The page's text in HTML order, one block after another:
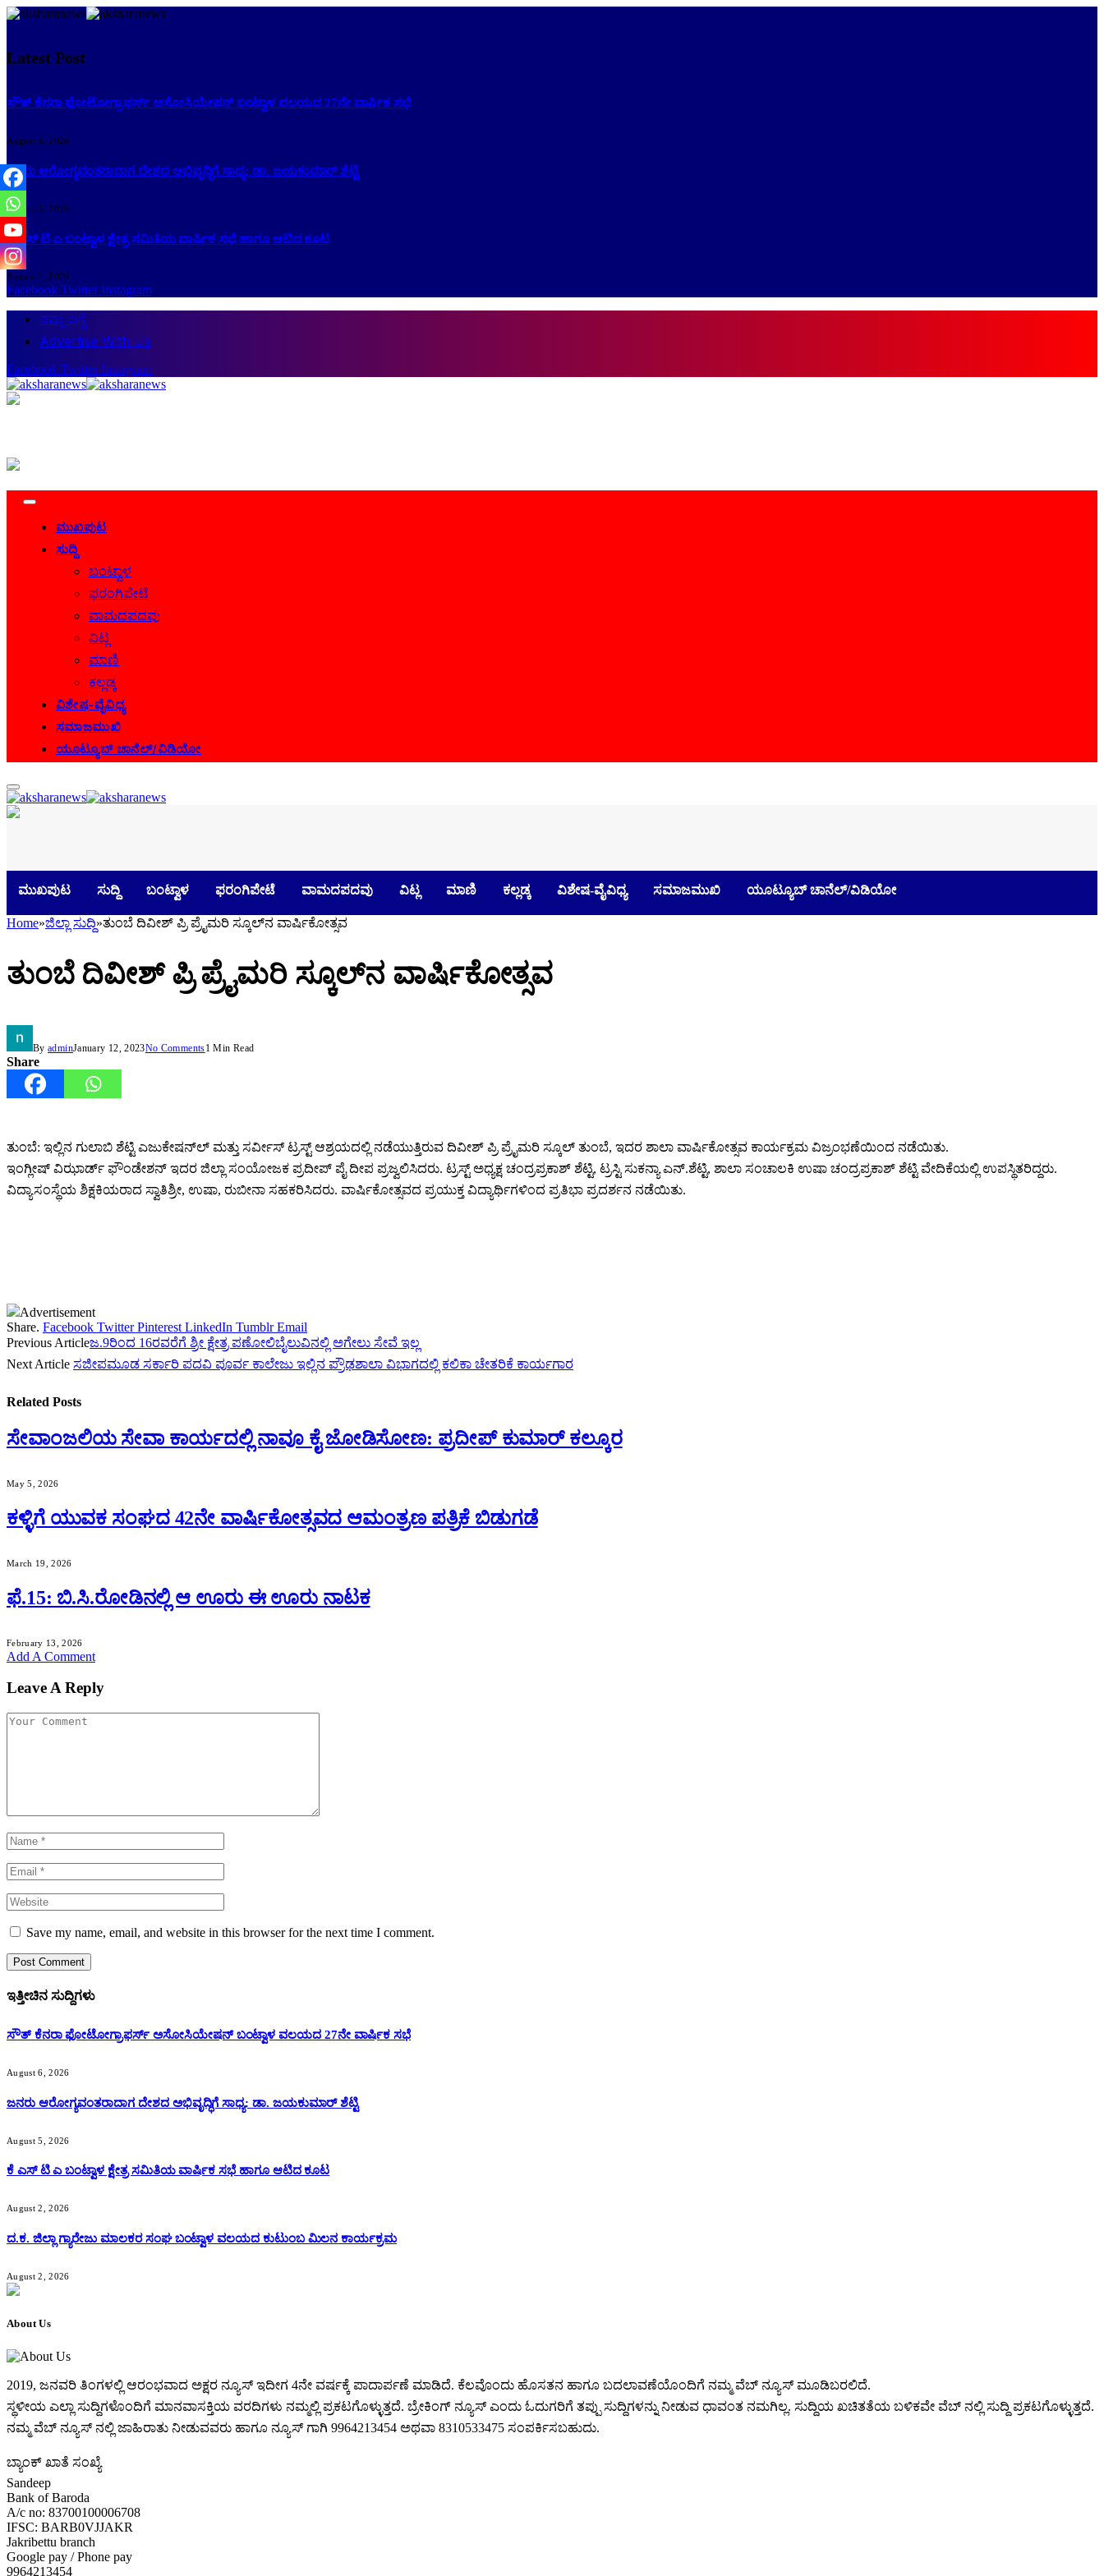
Latest Post
ಸೌತ್ ಕೆನರಾ ಫೋಟೋಗ್ರಾಫರ್ಸ್ ಅಸೋಸಿಯೇಷನ್ ಬಂಟ್ವಾಳ ವಲಯದ 27ನೇ ವಾರ್ಷಿಕ ಸಭೆ
August 6, 2026
ಜನರು ಆರೋಗ್ಯವಂತರಾದಾಗ ದೇಶದ ಅಭಿವೃದ್ಧಿಗೆ ಸಾಧ್ಯ: ಡಾ. ಜಯಕುಮಾರ್ ಶೆಟ್ಟಿ
August 5, 2026
ಕೆ ಎಸ್ ಟಿ ಎ ಬಂಟ್ವಾಳ ಕ್ಷೇತ್ರ ಸಮಿತಿಯ ವಾರ್ಷಿಕ ಸಭೆ ಹಾಗೂ ಆಟಿದ ಕೂಟ
August 2, 2026
Facebook Twitter Instagram
ನಮ್ಮ ಬಗ್ಗೆ
Advertise With Us
Facebook Twitter Instagram
ಮುಖಪುಟ
ಸುದ್ದಿ
ಬಂಟ್ವಾಳ
ಫರಂಗಿಪೇಟೆ
ವಾಮದಪದವು
ವಿಟ್ಲ
ಮಾಣಿ
ಕಲ್ಲಡ್ಕ
ವಿಶೇಷ-ವೈವಿಧ್ಯ
ಸಮಾಜಮುಖಿ
ಯೂಟ್ಯೂಬ್ ಚಾನೆಲ್/ವಿಡಿಯೋ
ಮುಖಪುಟ ಸುದ್ದಿ ಬಂಟ್ವಾಳ ಫರಂಗಿಪೇಟೆ ವಾಮದಪದವು ವಿಟ್ಲ ಮಾಣಿ ಕಲ್ಲಡ್ಕ ವಿಶೇಷ-ವೈವಿಧ್ಯ ಸಮಾಜಮುಖಿ ಯೂಟ್ಯೂಬ್ ಚಾನೆಲ್/ವಿಡಿಯೋ
Home»ಜಿಲ್ಲಾ ಸುದ್ದಿ»ತುಂಬೆ ದಿವೀಶ್ ಪ್ರಿ ಪ್ರೈಮರಿ ಸ್ಕೂಲ್‌ನ ವಾರ್ಷಿಕೋತ್ಸವ
ತುಂಬೆ ದಿವೀಶ್ ಪ್ರಿ ಪ್ರೈಮರಿ ಸ್ಕೂಲ್‌ನ ವಾರ್ಷಿಕೋತ್ಸವ
By adminJanuary 12, 2023No Comments1 Min Read
Share
ತುಂಬೆ: ಇಲ್ಲಿನ ಗುಲಾಬಿ ಶೆಟ್ಟಿ ಎಜುಕೇಷನ್‌ಲ್ ಮತ್ತು ಸರ್ವೀಸ್ ಟ್ರಸ್ಟ್ ಆಶ್ರಯದಲ್ಲಿ ನಡೆಯುತ್ತಿರುವ ದಿವೀಶ್ ಪ್ರಿ ಪ್ರೈಮರಿ ಸ್ಕೂಲ್ ತುಂಬೆ, ಇದರ ಶಾಲಾ ವಾರ್ಷಿಕೋತ್ಸವ ಕಾರ್ಯಕ್ರಮ ವಿಜ್ರಂಭಣೆಯಿಂದ ನಡೆಯಿತು.
ಇಂಗ್ಲೀಷ್ ವಿಝಾರ್ಡ್ ಫೌಂಡೇಶನ್ ಇದರ ಜಿಲ್ಲಾ ಸಂಯೋಜಕ ಪ್ರದೀಪ್ ಪೈ ದೀಪ ಪ್ರಜ್ವಲಿಸಿದರು. ಟ್ರಸ್ಟ್ ಅಧ್ಯಕ್ಷ ಚಂದ್ರಪ್ರಕಾಶ್ ಶೆಟ್ಟಿ, ಟ್ರಸ್ಟಿ ಸುಕನ್ಯಾ ಎನ್.ಶೆಟ್ಟಿ, ಶಾಲಾ ಸಂಚಾಲಕಿ ಉಷಾ ಚಂದ್ರಪ್ರಕಾಶ್ ಶೆಟ್ಟಿ ವೇದಿಕೆಯಲ್ಲಿ ಉಪಸ್ಥಿತರಿದ್ದರು.
ವಿದ್ಯಾಸಂಸ್ಥೆಯ ಶಿಕ್ಷಕಿಯರಾದ ಸ್ವಾತಿಶ್ರೀ, ಉಷಾ, ರುಬೀನಾ ಸಹಕರಿಸಿದರು. ವಾರ್ಷಿಕೋತ್ಸವದ ಪ್ರಯುಕ್ತ ವಿದ್ಯಾರ್ಥಿಗಳಿಂದ ಪ್ರತಿಭಾ ಪ್ರದರ್ಶನ ನಡೆಯಿತು.
Advertisement
Share. Facebook Twitter Pinterest LinkedIn Tumblr Email
Previous Articleಜ.9ರಿಂದ 16ರವರೆಗೆ ಶ್ರೀ ಕ್ಷೇತ್ರ ಪಣೋಲಿಬೈಲುವಿನಲ್ಲಿ ಅಗೇಲು ಸೇವೆ ಇಲ್ಲ
Next Article ಸಜೀಪಮೂಡ ಸರ್ಕಾರಿ ಪದವಿ ಪೂರ್ವ ಕಾಲೇಜು ಇಲ್ಲಿನ ಪ್ರೌಢಶಾಲಾ ವಿಭಾಗದಲ್ಲಿ ಕಲಿಕಾ ಚೇತರಿಕೆ ಕಾರ್ಯಗಾರ
Related Posts
ಸೇವಾಂಜಲಿಯ ಸೇವಾ ಕಾರ್ಯದಲ್ಲಿ ನಾವೂ ಕೈ ಜೋಡಿಸೋಣ: ಪ್ರದೀಪ್ ಕುಮಾರ್ ಕಲ್ಕೂರ
May 5, 2026
ಕಳ್ಳಿಗೆ ಯುವಕ ಸಂಘದ 42ನೇ ವಾರ್ಷಿಕೋತ್ಸವದ ಆಮಂತ್ರಣ ಪತ್ರಿಕೆ ಬಿಡುಗಡೆ
March 19, 2026
ಫೆ.15: ಬಿ.ಸಿ.ರೋಡಿನಲ್ಲಿ ಆ ಊರು ಈ ಊರು ನಾಟಕ
February 13, 2026
Add A Comment
Leave A Reply
Save my name, email, and website in this browser for the next time I comment.
ಇತ್ತೀಚಿನ ಸುದ್ದಿಗಳು
ಸೌತ್ ಕೆನರಾ ಫೋಟೋಗ್ರಾಫರ್ಸ್ ಅಸೋಸಿಯೇಷನ್ ಬಂಟ್ವಾಳ ವಲಯದ 27ನೇ ವಾರ್ಷಿಕ ಸಭೆ
August 6, 2026
ಜನರು ಆರೋಗ್ಯವಂತರಾದಾಗ ದೇಶದ ಅಭಿವೃದ್ಧಿಗೆ ಸಾಧ್ಯ: ಡಾ. ಜಯಕುಮಾರ್ ಶೆಟ್ಟಿ
August 5, 2026
ಕೆ ಎಸ್ ಟಿ ಎ ಬಂಟ್ವಾಳ ಕ್ಷೇತ್ರ ಸಮಿತಿಯ ವಾರ್ಷಿಕ ಸಭೆ ಹಾಗೂ ಆಟಿದ ಕೂಟ
August 2, 2026
ದ.ಕ. ಜಿಲ್ಲಾ ಗ್ಯಾರೇಜು ಮಾಲಕರ ಸಂಘ ಬಂಟ್ವಾಳ ವಲಯದ ಕುಟುಂಬ ಮಿಲನ ಕಾರ್ಯಕ್ರಮ
August 2, 2026
About Us
2019, ಜನವರಿ‌ ತಿಂಗಳಲ್ಲಿ ಆರಂಭವಾದ ಅಕ್ಷರ ನ್ಯೂಸ್ ಇದೀಗ 4ನೇ ವರ್ಷಕ್ಕೆ ಪಾದಾರ್ಪಣೆ ಮಾಡಿದೆ. ಕೆಲವೊಂದು ಹೊಸತನ ಹಾಗೂ ಬದಲಾವಣೆಯೊಂದಿಗೆ ನಮ್ಮ ವೆಬ್ ನ್ಯೂಸ್ ಮೂಡಿಬರಲಿದೆ.
ಸ್ಥಳೀಯ ಎಲ್ಲಾ ಸುದ್ದಿಗಳೊಂದಿಗೆ ಮಾನವಾಸಕ್ತಿಯ ವರದಿಗಳು ನಮ್ಮಲ್ಲಿ ಪ್ರಕಟಗೊಳ್ಳುತ್ತದೆ. ಬ್ರೇಕಿಂಗ್ ನ್ಯೂಸ್ ಎಂದು ಓದುಗರಿಗೆ ತಪ್ಪು ಸುದ್ದಿಗಳನ್ನು ನೀಡುವ ಧಾವಂತ ನಮಗಿಲ್ಲ. ಸುದ್ದಿಯ ಖಚಿತತೆಯ ಬಳಿಕವೇ ವೆಬ್ ನಲ್ಲಿ ಸುದ್ದಿ ಪ್ರಕಟಗೊಳ್ಳುತ್ತದೆ.
ನಮ್ಮ ವೆಬ್ ನ್ಯೂಸ್ ನಲ್ಲಿ ಜಾಹಿರಾತು ನೀಡುವವರು ಹಾಗೂ ನ್ಯೂಸ್ ಗಾಗಿ 9964213454 ಅಥವಾ 8310533475 ಸಂಪರ್ಕಿಸಬಹುದು.
ಬ್ಯಾಂಕ್ ಖಾತೆ ಸಂಖ್ಯೆ
Sandeep
Bank of Baroda
A/c no: 83700100006708
IFSC: BARB0VJJAKR
Jakribettu branch
Google pay / Phone pay
9964213454